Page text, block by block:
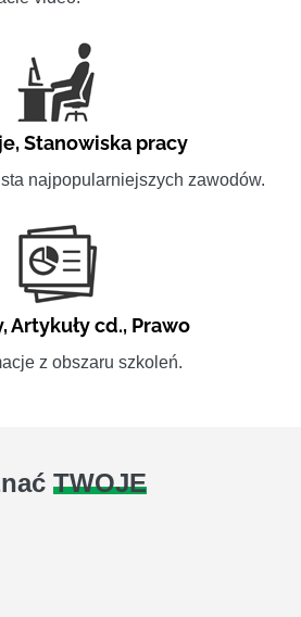
,Stanowiska pracy
najpopularniejszych zawodów.
,Artykuły cd., Prawo
z obszaru szkoleń.
TWOJE